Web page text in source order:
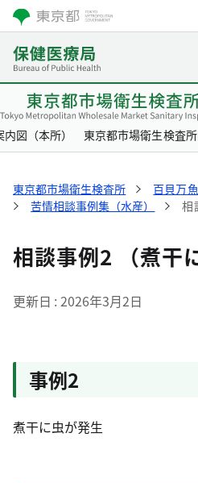
内図（本所） 東京都市場衛生検査所
東京都市場衛生検査所
百貝万
苦情相談事例集（水産）
相
相談事例2 （煮干
更新日 2026年3月2日
事例2
煮干に虫が発生